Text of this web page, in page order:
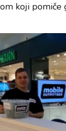
koji pomiče